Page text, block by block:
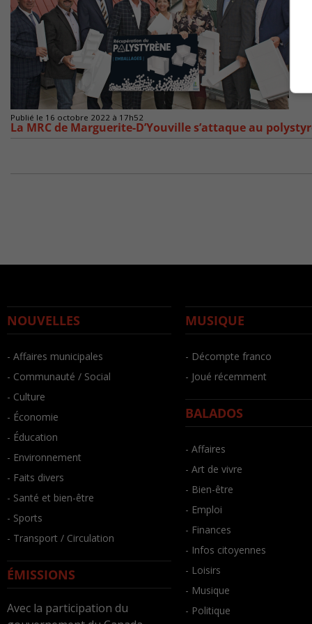
Publié le 16 octobre 2022 à 17h52
La MRC de Marguerite-D’Youville s’attaque au
NOUVELLES
- Affaires municipales
- Communauté / Social
- Culture
- Économie
- Éducation
- Environnement
- Faits divers
- Santé et bien-être
- Sports
- Transport / Circulation
ÉMISSIONS
Avec la participation du
MUSIQUE
- Décompte franco
- Joué récemment
BALADOS
- Affaires
- Art de vivre
- Bien-être
- Emploi
- Finances
- Infos citoyennes
- Loisirs
- Musique
- Politique